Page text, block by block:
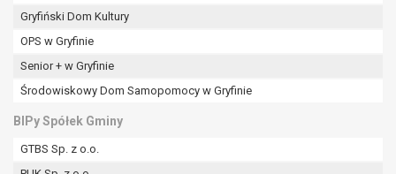
Gryfiński Dom Kultury
OPS w Gryfinie
Senior + w Gryfinie
Środowiskowy Dom Samopomocy w Gryfinie
BIPy Spółek Gminy
GTBS Sp. z o.o.